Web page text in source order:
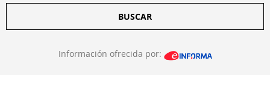
BUSCAR
Información ofrecida por: